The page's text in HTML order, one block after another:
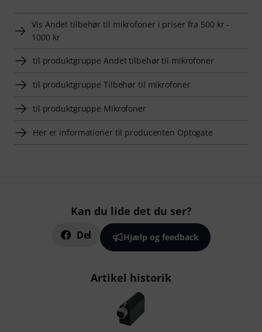
Vis Andet tilbehør til mikrofoner i priser fra 500 kr -
1000 kr
til produktgruppe Andet tilbehør til mikrofoner
til produktgruppe Tilbehør til mikrofoner
til produktgruppe Mikrofoner
Her er informationer til producenten Optogate
Kan du lide det du ser?
Del Hjælp og feedback
Artikel historik